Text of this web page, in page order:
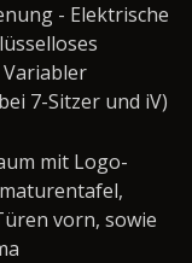
- Elektrische
7-Sitzer und iV)
mit Logo-
vorn, sowie